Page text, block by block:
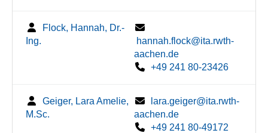
Flock, Hannah, Dr.-
Ing.
hannah.flock@ita.rwth-
aachen.de
+49 241 80-23426
Geiger, Lara Amelie,
M.Sc.
lara.geiger@ita.rwth-
aachen.de
+49 241 80-49172